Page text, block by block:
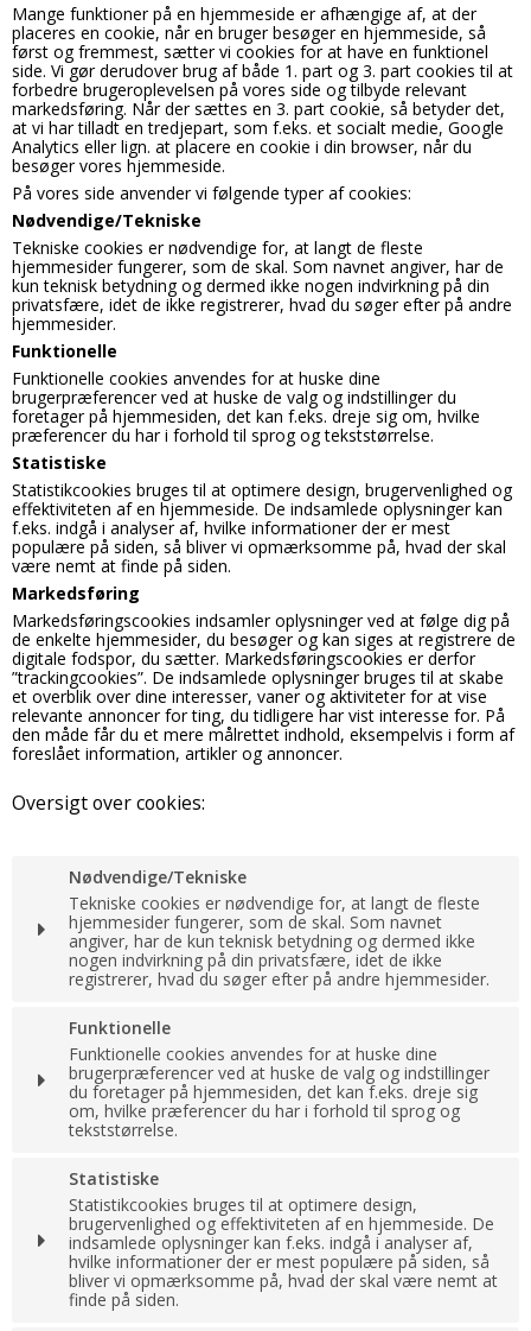
Mange funktioner på en hjemmeside er afhængige af, at der
placeres en cookie, når en bruger besøger en hjemmeside, så
først og fremmest, sætter vi cookies for at have en funktionel
side. Vi gør derudover brug af både 1. part og 3. part cookies til at
forbedre brugeroplevelsen på vores side og tilbyde relevant
markedsføring. Når der sættes en 3. part cookie, så betyder det,
at vi har tilladt en tredjepart, som f.eks. et socialt medie, Google
Analytics eller lign. at placere en cookie i din browser, når du
besøger vores hjemmeside.
På vores side anvender vi følgende typer af cookies:
Nødvendige/Tekniske
Tekniske cookies er nødvendige for, at langt de fleste
hjemmesider fungerer, som de skal. Som navnet angiver, har de
kun teknisk betydning og dermed ikke nogen indvirkning på din
privatsfære, idet de ikke registrerer, hvad du søger efter på andre
hjemmesider.
Funktionelle
Funktionelle cookies anvendes for at huske dine
brugerpræferencer ved at huske de valg og indstillinger du
foretager på hjemmesiden, det kan f.eks. dreje sig om, hvilke
præferencer du har i forhold til sprog og tekststørrelse.
Statistiske
Statistikcookies bruges til at optimere design, brugervenlighed og
effektiviteten af en hjemmeside. De indsamlede oplysninger kan
f.eks. indgå i analyser af, hvilke informationer der er mest
populære på siden, så bliver vi opmærksomme på, hvad der skal
være nemt at finde på siden.
Markedsføring
Markedsføringscookies indsamler oplysninger ved at følge dig på
de enkelte hjemmesider, du besøger og kan siges at registrere de
digitale fodspor, du sætter. Markedsføringscookies er derfor
”trackingcookies”. De indsamlede oplysninger bruges til at skabe
et overblik over dine interesser, vaner og aktiviteter for at vise
relevante annoncer for ting, du tidligere har vist interesse for. På
den måde får du et mere målrettet indhold, eksempelvis i form af
foreslået information, artikler og annoncer.
Oversigt over cookies:
Nødvendige/Tekniske
Tekniske cookies er nødvendige for, at langt de fleste
hjemmesider fungerer, som de skal. Som navnet
angiver, har de kun teknisk betydning og dermed ikke
nogen indvirkning på din privatsfære, idet de ikke
registrerer, hvad du søger efter på andre hjemmesider.
Cookie:
PHPSESSID
Oprindelse:
System
Beskrivelse:
Session
cookie_consent
Oprindelse:
System
Beskrivelse:
Denne cookie bruges til at håndhæver dine
præferencer i forhold til cookies.
Funktionelle
Funktionelle cookies anvendes for at huske dine
brugerpræferencer ved at huske de valg og indstillinger
du foretager på hjemmesiden, det kan f.eks. dreje sig
om, hvilke præferencer du har i forhold til sprog og
tekststørrelse.
Cookie:
__Secure-3PSIDCC
Oprindelse:
Google
Beskrivelse:
Bruges til målretningsformål til at opbygge en profil
af den besøgendes interesser for at vise relevant
Statistiske
Statistikcookies bruges til at optimere design,
brugervenlighed og effektiviteten af en hjemmeside. De
indsamlede oplysninger kan f.eks. indgå i analyser af,
hvilke informationer der er mest populære på siden, så
bliver vi opmærksomme på, hvad der skal være nemt at
finde på siden.